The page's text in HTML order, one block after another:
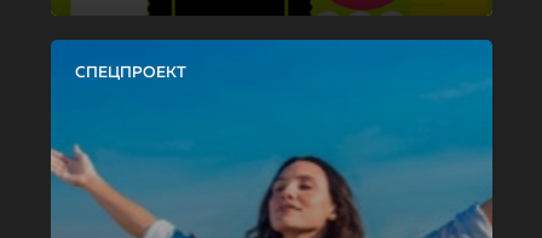
СПЕЦПРОЕКТ